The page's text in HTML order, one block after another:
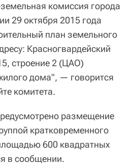
комиссия города
29 октября 2015 года
план земельного
Красногвардейский
строение 2 (ЦАО)
дома", — говорится
комитета.
размещение
кратковременного
600 квадратных
в сообщении.